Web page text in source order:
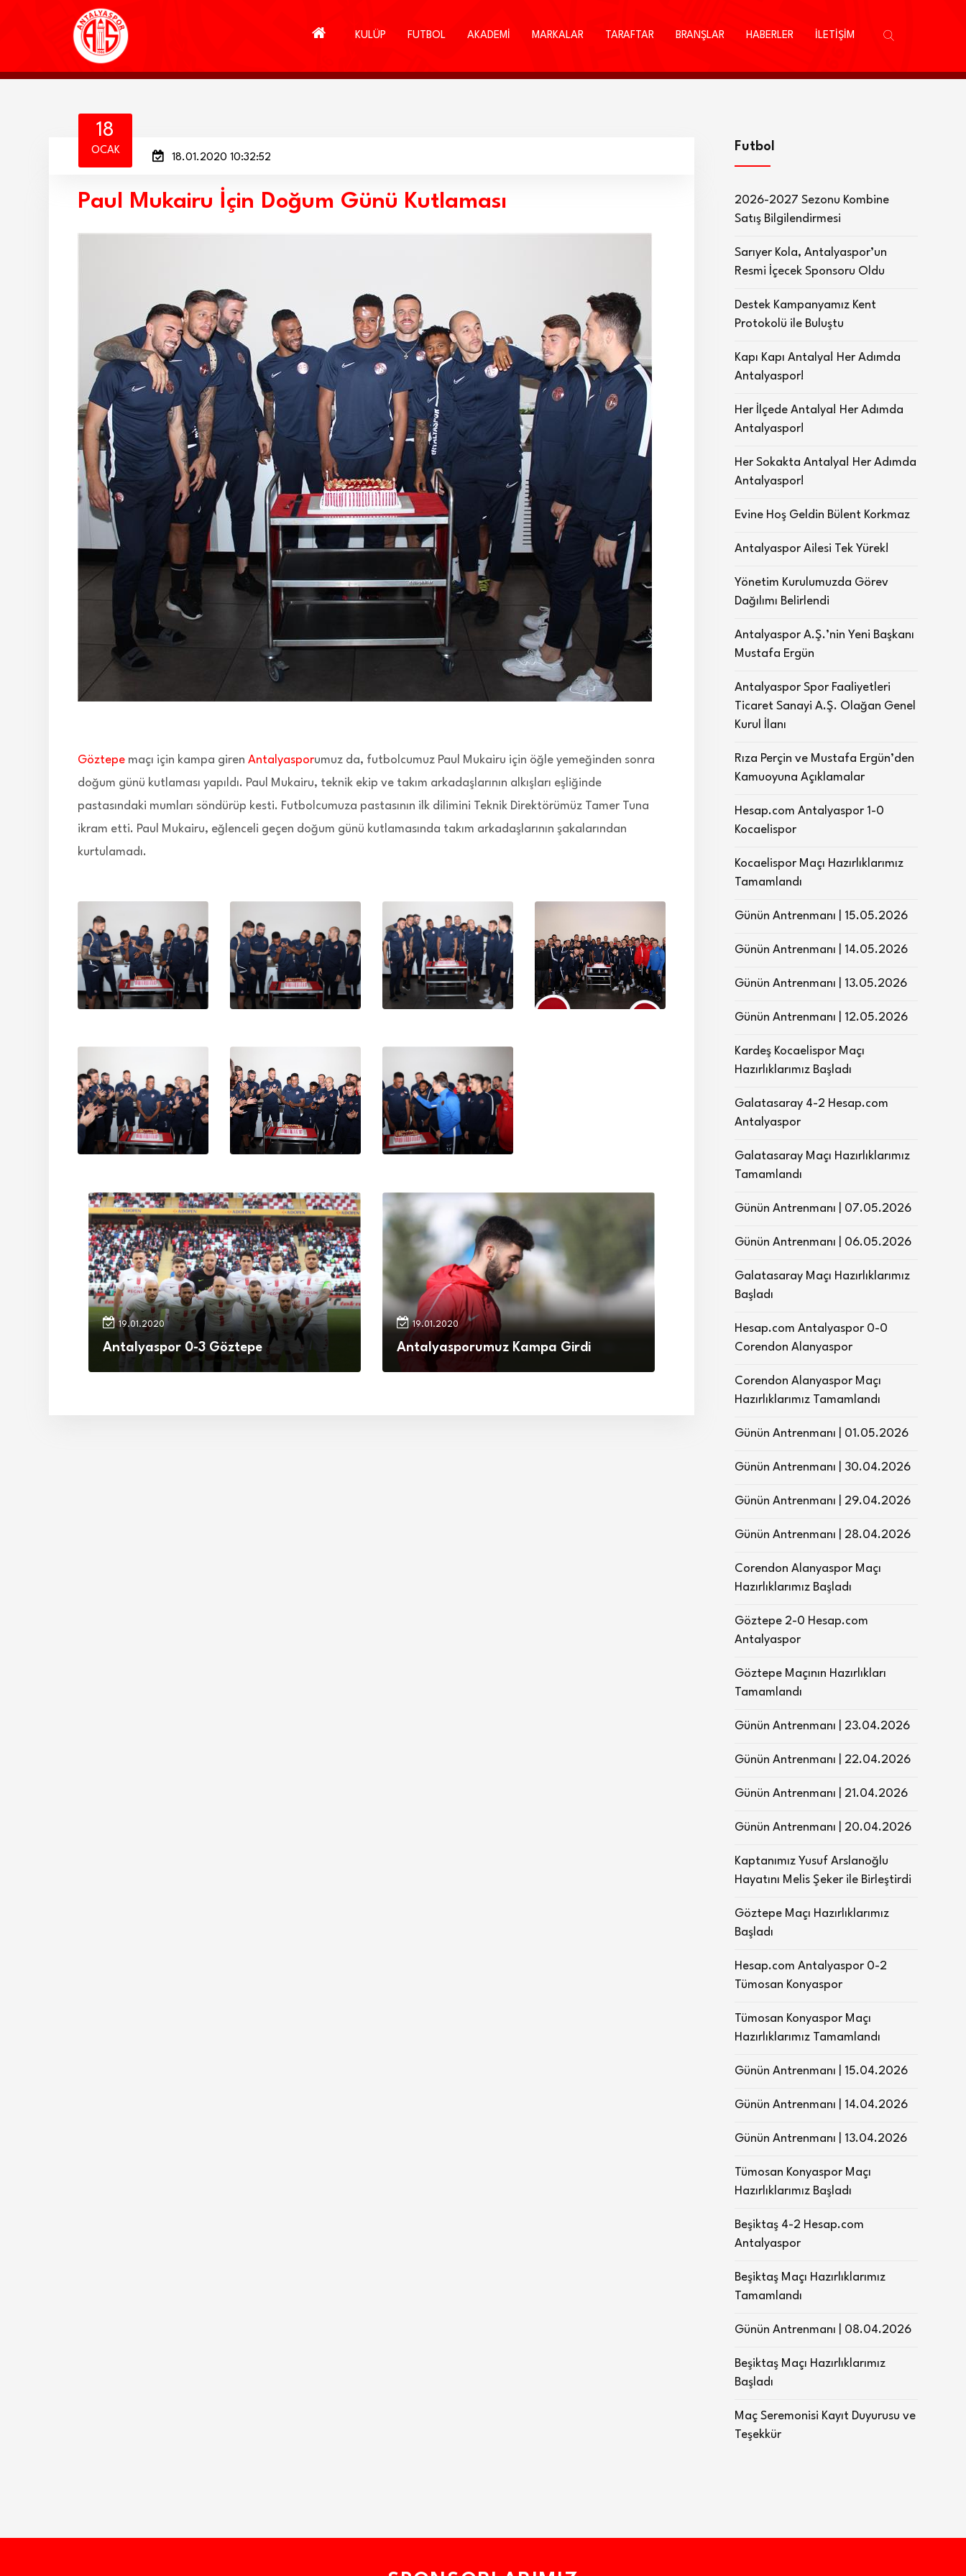
KULÜP FUTBOL AKADEMİ MARKALAR TARAFTAR BRANŞLAR HABERLER İLETİŞİM
18
OCAK
18.01.2020 10:32:52
Paul Mukairu İçin Doğum Günü Kutlaması
Göztepe maçı için kampa giren Antalyasporumuz da, futbolcumuz Paul Mukairu için öğle yemeğinden sonra
doğum günü kutlaması yapıldı. Paul Mukairu, teknik ekip ve takım arkadaşlarının alkışları eşliğinde
pastasındaki mumları söndürüp kesti. Futbolcumuza pastasının ilk dilimini Teknik Direktörümüz Tamer Tuna
ikram etti. Paul Mukairu, eğlenceli geçen doğum günü kutlamasında takım arkadaşlarının şakalarından
kurtulamadı.
19.01.2020
Antalyaspor 0-3 Göztepe
19.01.2020
Antalyasporumuz Kampa Girdi
Futbol
2026-2027 Sezonu Kombine
Satış Bilgilendirmesi
Sarıyer Kola, Antalyaspor’un
Resmi İçecek Sponsoru Oldu
Destek Kampanyamız Kent
Protokolü ile Buluştu
Kapı Kapı Antalya! Her Adımda
Antalyaspor!
Her İlçede Antalya! Her Adımda
Antalyaspor!
Her Sokakta Antalya! Her Adımda
Antalyaspor!
Evine Hoş Geldin Bülent Korkmaz
Antalyaspor Ailesi Tek Yürek!
Yönetim Kurulumuzda Görev
Dağılımı Belirlendi
Antalyaspor A.Ş.’nin Yeni Başkanı
Mustafa Ergün
Antalyaspor Spor Faaliyetleri
Ticaret Sanayi A.Ş. Olağan Genel
Kurul İlanı
Rıza Perçin ve Mustafa Ergün’den
Kamuoyuna Açıklamalar
Hesap.com Antalyaspor 1-0
Kocaelispor
Kocaelispor Maçı Hazırlıklarımız
Tamamlandı
Günün Antrenmanı | 15.05.2026
Günün Antrenmanı | 14.05.2026
Günün Antrenmanı | 13.05.2026
Günün Antrenmanı | 12.05.2026
Kardeş Kocaelispor Maçı
Hazırlıklarımız Başladı
Galatasaray 4-2 Hesap.com
Antalyaspor
Galatasaray Maçı Hazırlıklarımız
Tamamlandı
Günün Antrenmanı | 07.05.2026
Günün Antrenmanı | 06.05.2026
Galatasaray Maçı Hazırlıklarımız
Başladı
Hesap.com Antalyaspor 0-0
Corendon Alanyaspor
Corendon Alanyaspor Maçı
Hazırlıklarımız Tamamlandı
Günün Antrenmanı | 01.05.2026
Günün Antrenmanı | 30.04.2026
Günün Antrenmanı | 29.04.2026
Günün Antrenmanı | 28.04.2026
Corendon Alanyaspor Maçı
Hazırlıklarımız Başladı
Göztepe 2-0 Hesap.com
Antalyaspor
Göztepe Maçının Hazırlıkları
Tamamlandı
Günün Antrenmanı | 23.04.2026
Günün Antrenmanı | 22.04.2026
Günün Antrenmanı | 21.04.2026
Günün Antrenmanı | 20.04.2026
Kaptanımız Yusuf Arslanoğlu
Hayatını Melis Şeker ile Birleştirdi
Göztepe Maçı Hazırlıklarımız
Başladı
Hesap.com Antalyaspor 0-2
Tümosan Konyaspor
Tümosan Konyaspor Maçı
Hazırlıklarımız Tamamlandı
Günün Antrenmanı | 15.04.2026
Günün Antrenmanı | 14.04.2026
Günün Antrenmanı | 13.04.2026
Tümosan Konyaspor Maçı
Hazırlıklarımız Başladı
Beşiktaş 4-2 Hesap.com
Antalyaspor
Beşiktaş Maçı Hazırlıklarımız
Tamamlandı
Günün Antrenmanı | 08.04.2026
Beşiktaş Maçı Hazırlıklarımız
Başladı
Maç Seremonisi Kayıt Duyurusu ve
Teşekkür